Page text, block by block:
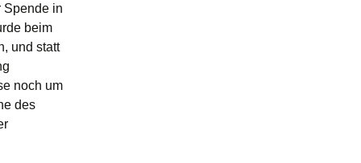
Spende in
beim
und statt
noch um
des